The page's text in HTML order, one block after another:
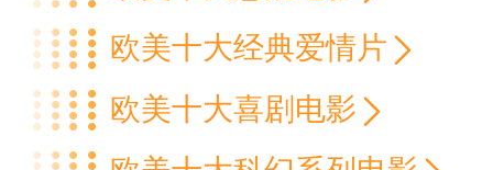
欧美十大经典爱情片
欧美十大喜剧电影